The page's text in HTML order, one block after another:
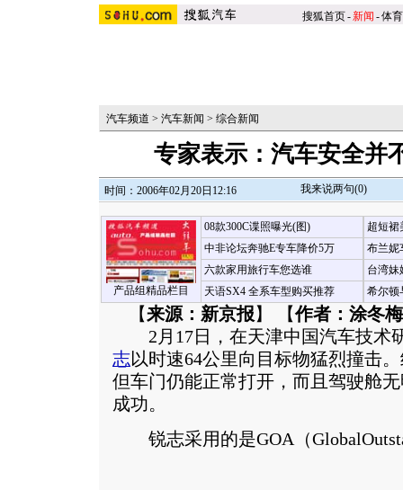
搜狐首页-新闻 -体育
汽车频道 > 汽车新闻 > 综合新闻
专家表示：汽车安全并
时间：2006年02月20日12:16 我来说两句(0)
产品组精品栏目
08款300C谍照曝光(图)
中非论坛奔驰E专车降价5万
六款家用旅行车您选谁
天语SX4 全系车型购买推荐
超短裙
布兰妮
台湾妹
希尔顿
【来源：新京报 】 【作者：涂冬梅
2月17日，在天津中国汽车技术
志以时速64公里向目标物猛烈撞击
但车门仍能正常打开，而且驾驶舱
成功。
锐志采用的是GOA（